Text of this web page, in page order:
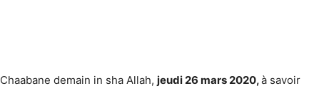
demain in sha Allah, jeudi 26 mars 2020,à savoir